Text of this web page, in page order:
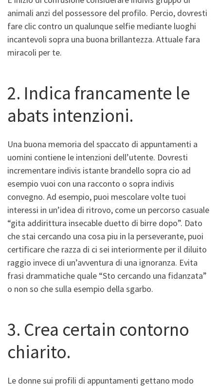
animali anzi del possessore del profilo. Percio, dovresti
fare clic contro un qualunque selfie mediante luoghi
incantevoli sopra una buona brillantezza. Attuale fara
miracoli per te.
2. Indica francamente le
abats intenzioni.
Una buona memoria del spaccato di appuntamenti a
uomini contiene le intenzioni dell’utente. Dovresti
incrementare indivis istante brandello sopra cio ad
esempio vuoi con una racconto o sopra indivis
convegno. Ad esempio, puoi mescolare volte tuoi
interessi in un’idea di ritrovo, come un percorso casuale
“gita addirittura insecable duetto di birre dopo”. Dato
che stai cercando una cosa piu in la perseverante, puoi
certificare che razza di ci sei interiormente per il diluito
raggio invece di un’avventura di una ignoranza. Evita
frasi drammatiche quale “Sto cercando una fidanzata”
o non so che sulla esempio della sgarbo.
3. Crea certain contorno
chiarito.
Le donne sui profili di appuntamenti gettano modo